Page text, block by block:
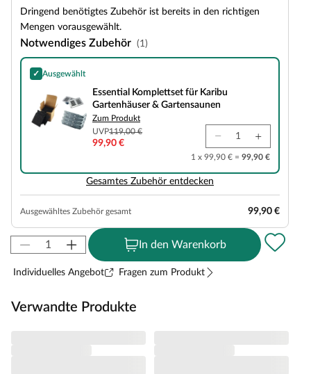
Dringend benötigtes Zubehör ist bereits in den richtigen
Mengen vorausgewählt.
Notwendiges Zubehör (1)
✓ Ausgewählt
Essential Komplettset für Karibu Gartenhäuser & Gartensaunen
Essential Komplettset für Karibu
Gartenhäuser & Gartensaunen
Zum Produkt
UVP119,00 €
99,90 €
1 x 99,90 € = 99,90 €
Gesamtes Zubehör entdecken
Ausgewähltes Zubehör gesamt 99,90 €
In den Warenkorb
Individuelles Angebot Fragen zum Produkt
Verwandte Produkte